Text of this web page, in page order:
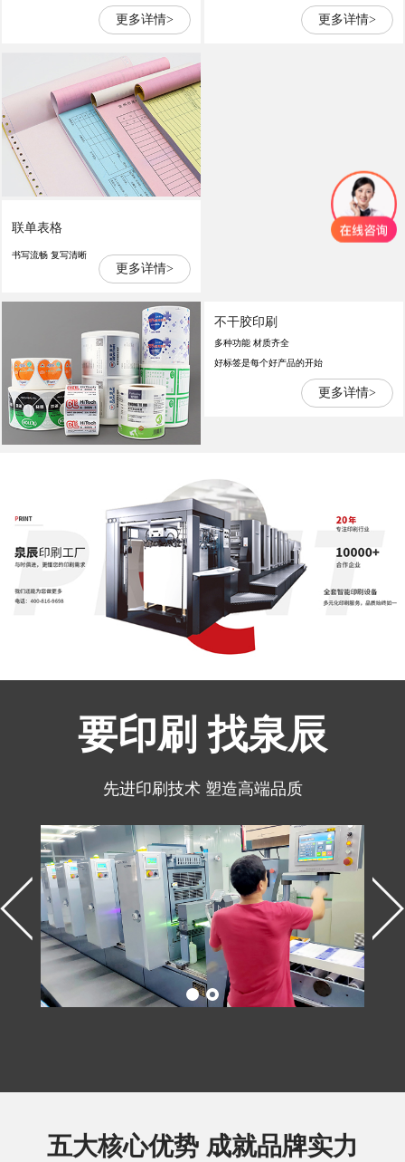
更多详情> 更多详情>
联单表格
书写流畅 复写清晰
更多详情>
不干胶印刷
多种功能 材质齐全
好标签是每个好产品的开始
更多详情>
要印刷 找泉辰
先进印刷技术 塑造高端品质
五大核心优势 成就品牌实力